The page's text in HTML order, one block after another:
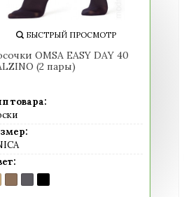
БЫСТРЫЙ ПРОСМОТР
OMSA EASY DAY 40
(2 пары)
товара:
DAINO
(загар)
FUMO
(серый)
NERO
(черный)